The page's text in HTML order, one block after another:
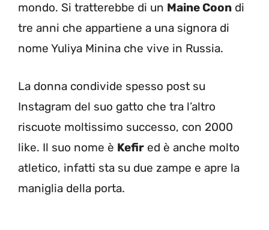
mondo. Si tratterebbe di un Maine Coon di
tre anni che appartiene a una signora di
nome Yuliya Minina che vive in Russia.
La donna condivide spesso post su
Instagram del suo gatto che tra l’altro
riscuote moltissimo successo, con 2000
like. Il suo nome è Kefir ed è anche molto
atletico, infatti sta su due zampe e apre la
maniglia della porta.